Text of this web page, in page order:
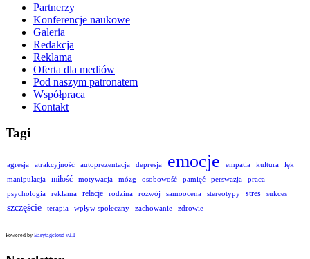
Partnerzy
Konferencje naukowe
Galeria
Redakcja
Reklama
Oferta dla mediów
Pod naszym patronatem
Współpraca
Kontakt
Tagi
agresja atrakcyjność autoprezentacja depresja emocje empatia kultura
lęk
manipulacja
miłość motywacja mózg osobowość pamięć perswazja
praca
psychologia
reklama relacje rodzina rozwój samoocena stereotypy stres sukces
szczęście terapia wpływ społeczny zachowanie zdrowie
Powered by Easytagcloud v2.1